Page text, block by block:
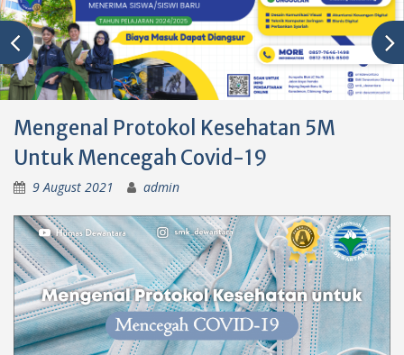
Mengenal Protokol Kesehatan 5M
Untuk Mencegah Covid-19
9 August 2021 admin